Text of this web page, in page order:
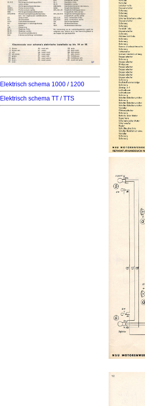
Elektrisch schema 1000 / 1200
Elektrisch schema TT / TTS